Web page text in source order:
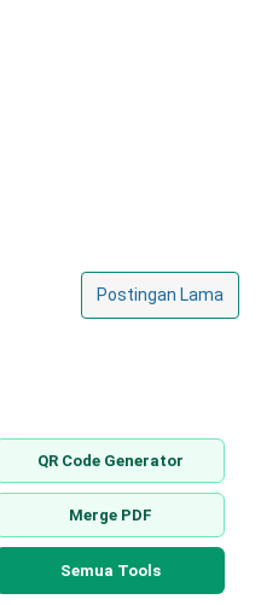
Postingan Lama
QR Code Generator
Merge PDF
Semua Tools